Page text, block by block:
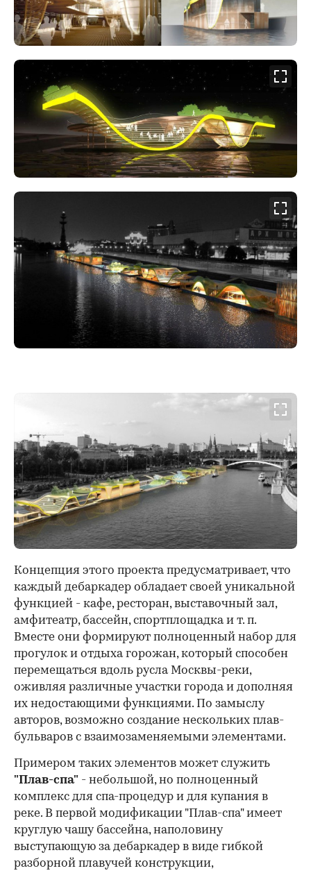
Концепция этого проекта предусматривает, что
каждый дебаркадер обладает своей уникальной
функцией - кафе, ресторан, выставочный зал,
амфитеатр, бассейн, спортплощадка и т. п.
Вместе они формируют полноценный набор для
прогулок и отдыха горожан, который способен
перемещаться вдоль русла Москвы-реки,
оживляя различные участки города и дополняя
их недостающими функциями. По замыслу
авторов, возможно создание нескольких плав-
бульваров с взаимозаменяемыми элементами.
Примером таких элементов может служить
"Плав-спа" - небольшой, но полноценный
комплекс для спа-процедур и для купания в
реке. В первой модификации "Плав-спа" имеет
круглую чашу бассейна, наполовину
выступающую за дебаркадер в виде гибкой
разборной плавучей конструкции,